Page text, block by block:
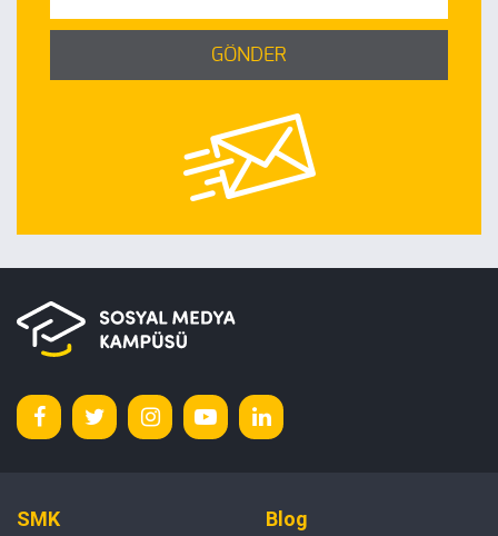
GÖNDER
SMK Blog